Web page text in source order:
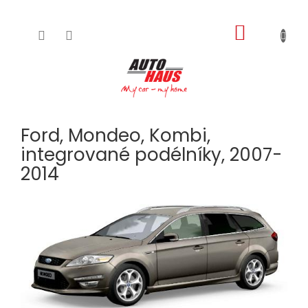
NÁKUPNÍ
KOŠÍK
Ford, Mondeo, Kombi,
integrované podélníky, 2007-
2014